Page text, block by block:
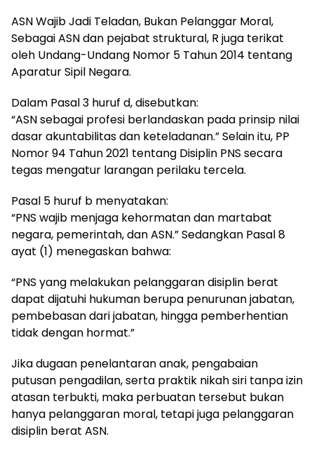
ASN Wajib Jadi Teladan, Bukan Pelanggar Moral,
Sebagai ASN dan pejabat struktural, R juga terikat
oleh Undang-Undang Nomor 5 Tahun 2014 tentang
Aparatur Sipil Negara.
Dalam Pasal 3 huruf d, disebutkan:
“ASN sebagai profesi berlandaskan pada prinsip nilai
dasar akuntabilitas dan keteladanan.” Selain itu, PP
Nomor 94 Tahun 2021 tentang Disiplin PNS secara
tegas mengatur larangan perilaku tercela.
Pasal 5 huruf b menyatakan:
“PNS wajib menjaga kehormatan dan martabat
negara, pemerintah, dan ASN.” Sedangkan Pasal 8
ayat (1) menegaskan bahwa:
“PNS yang melakukan pelanggaran disiplin berat
dapat dijatuhi hukuman berupa penurunan jabatan,
pembebasan dari jabatan, hingga pemberhentian
tidak dengan hormat.”
Jika dugaan penelantaran anak, pengabaian
putusan pengadilan, serta praktik nikah siri tanpa izin
atasan terbukti, maka perbuatan tersebut bukan
hanya pelanggaran moral, tetapi juga pelanggaran
disiplin berat ASN.